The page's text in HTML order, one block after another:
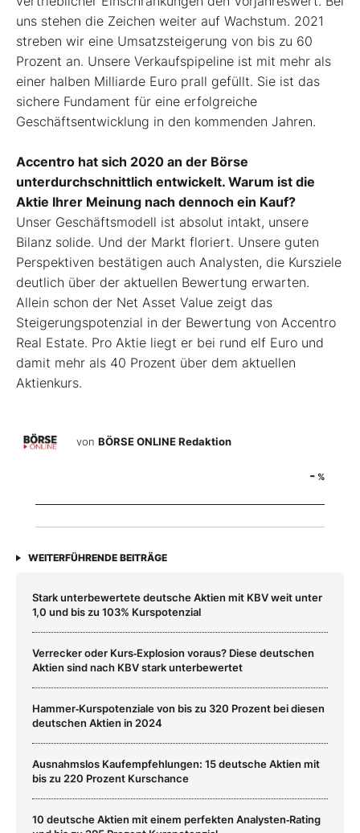
uns stehen die Zeichen weiter auf Wachstum. 2021
streben wir eine Umsatzsteigerung von bis zu 60
Prozent an. Unsere Verkaufspipeline ist mit mehr als
einer halben Milliarde Euro prall gefüllt. Sie ist das
sichere Fundament für eine erfolgreiche
Geschäftsentwicklung in den kommenden Jahren.
Accentro hat sich 2020 an der Börse
unterdurchschnittlich entwickelt. Warum ist die
Aktie Ihrer Meinung nach dennoch ein Kauf?
Unser Geschäftsmodell ist absolut intakt, unsere
Bilanz solide. Und der Markt floriert. Unsere guten
Perspektiven bestätigen auch Analysten, die Kursziele
deutlich über der aktuellen Bewertung erwarten.
Allein schon der Net Asset Value zeigt das
Steigerungspotenzial in der Bewertung von Accentro
Real Estate. Pro Aktie liegt er bei rund elf Euro und
damit mehr als 40 Prozent über dem aktuellen
Aktienkurs.
von BÖRSE ONLINE Redaktion
- %
WEITERFÜHRENDE BEITRÄGE
Stark unterbewertete deutsche Aktien mit KBV weit unter
1,0 und bis zu 103% Kurspotenzial
Verrecker oder Kurs‑Explosion voraus? Diese deutschen
Aktien sind nach KBV stark unterbewertet
Hammer‑Kurspotenziale von bis zu 320 Prozent bei diesen
deutschen Aktien in 2024
Ausnahmslos Kaufempfehlungen: 15 deutsche Aktien mit
bis zu 220 Prozent Kurschance
10 deutsche Aktien mit einem perfekten Analysten‑Rating